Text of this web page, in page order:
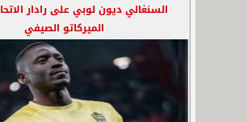
السنغالي ديون لوبي على رادار
الميركاتو الصيفي